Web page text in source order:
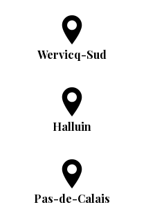
Wervicq-Sud
Halluin
Pas-de-Calais